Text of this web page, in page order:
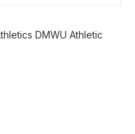
DMWU Athletic